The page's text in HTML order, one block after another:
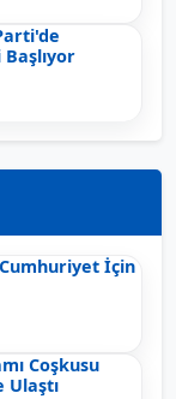
İçin
Coşkusu
Ulaştı